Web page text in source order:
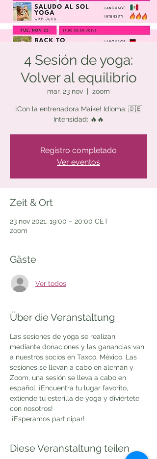
4 Sesión de yoga:
Volver al equilibrio
mar, 23 nov
  |
zoom
¡Con la entrenadora Maike! Idioma: 🇩🇪
Intensidad: 🔥🔥
Registro completado
Ver eventos
Zeit & Ort
23 nov 2021, 19:00 – 20:00 CET
zoom
Gäste
Ver todos
Über die Veranstaltung
Las sesiones de yoga se realizan
mediante donaciones y las ganancias van
a nuestros socios en Taxco, México. Las
sesiones se llevan a cabo en alemán y
Zoom, una sesión se lleva a cabo en
español. ¡Encuentra tu lugar favorito,
extiende tu esterilla de yoga y diviértete
con nosotros!
¡Esperamos participar!
Diese Veranstaltung teilen